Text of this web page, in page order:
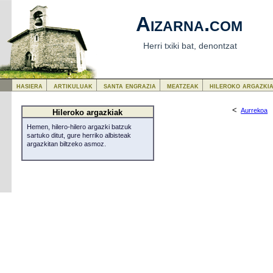
Aizarna.com
Herri txiki bat, denontzat
<Aurrekoa
Hileroko argazkiak
Hemen, hilero-hilero argazki batzuk
sartuko ditut, gure herriko albisteak
argazkitan biltzeko asmoz.
hasiera artikuluak santa engrazia meatzeak hileroko